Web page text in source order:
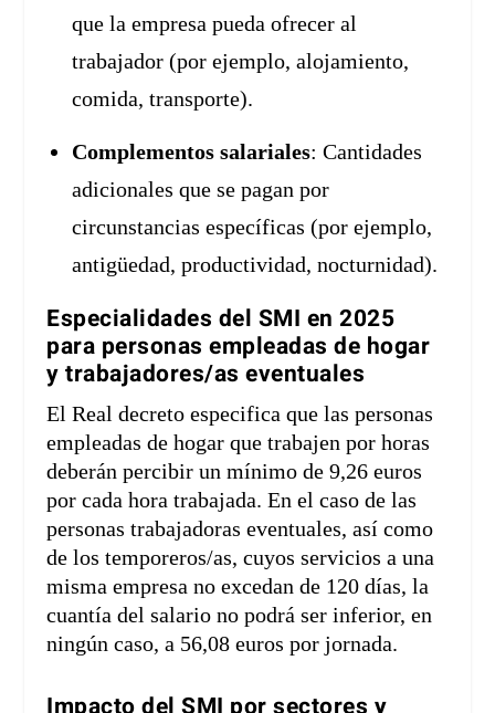
que la empresa pueda ofrecer al
trabajador (por ejemplo, alojamiento,
comida, transporte).
Complementos salariales: Cantidades
adicionales que se pagan por
circunstancias específicas (por ejemplo,
antigüedad, productividad, nocturnidad).
Especialidades del SMI en 2025
para personas empleadas de hogar
y trabajadores/as eventuales
El Real decreto especifica que las personas
empleadas de hogar que trabajen por horas
deberán percibir un mínimo de 9,26 euros
por cada hora trabajada. En el caso de las
personas trabajadoras eventuales, así como
de los temporeros/as, cuyos servicios a una
misma empresa no excedan de 120 días, la
cuantía del salario no podrá ser inferior, en
ningún caso, a 56,08 euros por jornada.